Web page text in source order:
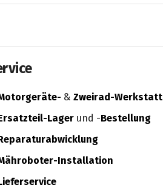
& Zweirad-Werkstatt
Lagerund -Bestellung
Installation